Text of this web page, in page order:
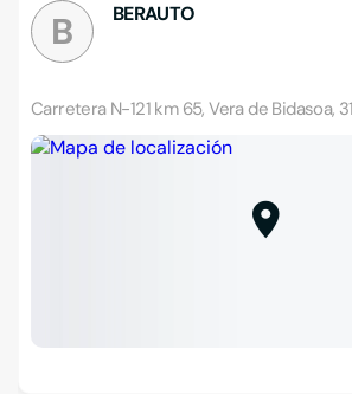
B BERAUTO
Carretera N-121 km 65, Vera de Bidasoa,